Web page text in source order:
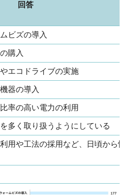
回答
ビズの導入
購入
エコドライブの実施
器の導入
率の高い電力の利用
多く取り扱うようにしている
用や工法の採用など、日頃から情